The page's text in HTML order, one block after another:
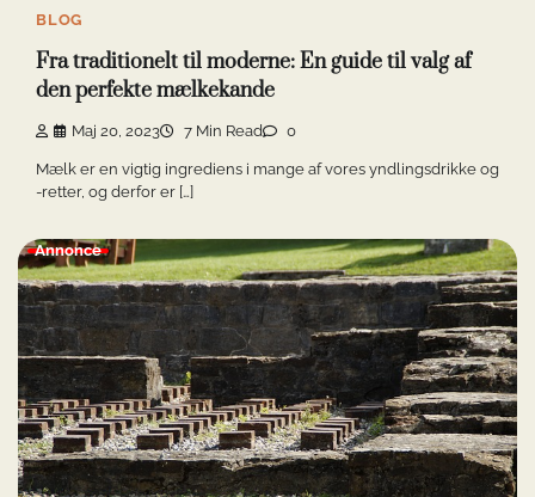
BLOG
Fra traditionelt til moderne: En guide til valg af
den perfekte mælkekande
Maj 20, 2023 7 Min Read 0
Mælk er en vigtig ingrediens i mange af vores yndlingsdrikke og
-retter, og derfor er […]
Annonce